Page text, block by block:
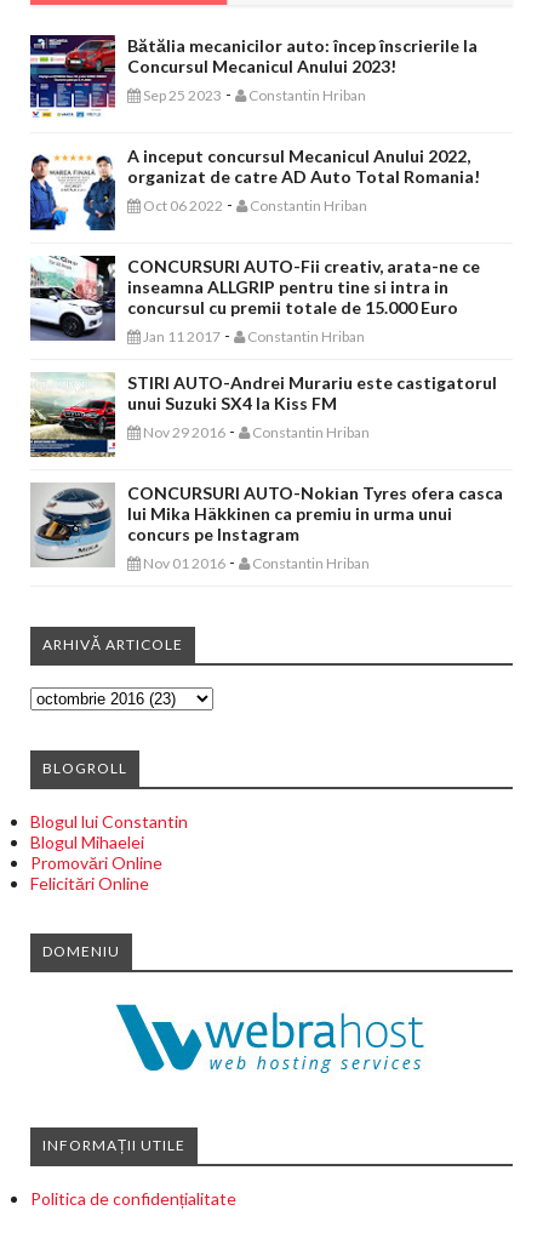
Bătălia mecanicilor auto: încep înscrierile la
Concursul Mecanicul Anului 2023!
Sep 25 2023 - Constantin Hriban
A inceput concursul Mecanicul Anului 2022,
organizat de catre AD Auto Total Romania!
Oct 06 2022 - Constantin Hriban
CONCURSURI AUTO-Fii creativ, arata-ne ce
inseamna ALLGRIP pentru tine si intra in
concursul cu premii totale de 15.000 Euro
Jan 11 2017 - Constantin Hriban
STIRI AUTO-Andrei Murariu este castigatorul
unui Suzuki SX4 la Kiss FM
Nov 29 2016 - Constantin Hriban
CONCURSURI AUTO-Nokian Tyres ofera casca
lui Mika Häkkinen ca premiu in urma unui
concurs pe Instagram
Nov 01 2016 - Constantin Hriban
ARHIVĂ ARTICOLE
BLOGROLL
Blogul lui Constantin
Blogul Mihaelei
Promovări Online
Felicitări Online
DOMENIU
INFORMAȚII UTILE
Politica de confidențialitate